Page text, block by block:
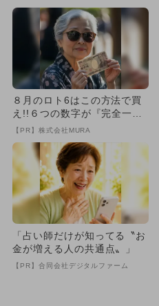
８月のロト6はこの方法で買
え!!６つの数字が『完全一
致』する方法
【PR】株式会社MURA
「占い師だけが知ってる〝お
金が増える人の共通点〟」
【PR】合同会社デジタルファーム